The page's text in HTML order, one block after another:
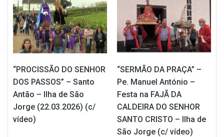
“PROCISSÃO DO SENHOR
DOS PASSOS” – Santo
Antão – Ilha de São
Jorge (22.03.2026) (c/
vídeo)
“SERMÃO DA PRAÇA” –
Pe. Manuel António –
Festa na FAJÃ DA
CALDEIRA DO SENHOR
SANTO CRISTO – Ilha de
São Jorge (c/ vídeo)